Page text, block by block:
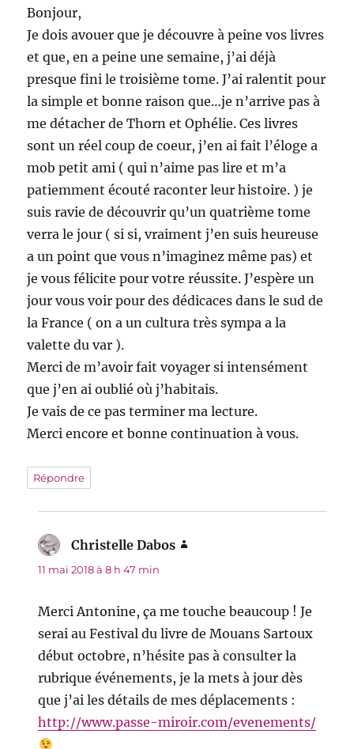
Bonjour,
Je dois avouer que je découvre à peine vos livres
et que, en a peine une semaine, j’ai déjà
presque fini le troisième tome. J’ai ralentit pour
la simple et bonne raison que…je n’arrive pas à
me détacher de Thorn et Ophélie. Ces livres
sont un réel coup de coeur, j’en ai fait l’éloge a
mob petit ami ( qui n’aime pas lire et m’a
patiemment écouté raconter leur histoire. ) je
suis ravie de découvrir qu’un quatrième tome
verra le jour ( si si, vraiment j’en suis heureuse
a un point que vous n’imaginez même pas) et
je vous félicite pour votre réussite. J’espère un
jour vous voir pour des dédicaces dans le sud de
la France ( on a un cultura très sympa a la
valette du var ).
Merci de m’avoir fait voyager si intensément
que j’en ai oublié où j’habitais.
Je vais de ce pas terminer ma lecture.
Merci encore et bonne continuation à vous.
Répondre
Christelle Dabos
11 mai 2018 à 8 h 47 min
Merci Antonine, ça me touche beaucoup ! Je
serai au Festival du livre de Mouans Sartoux
début octobre, n’hésite pas à consulter la
rubrique événements, je la mets à jour dès
que j’ai les détails de mes déplacements :
http://www.passe-miroir.com/evenements/